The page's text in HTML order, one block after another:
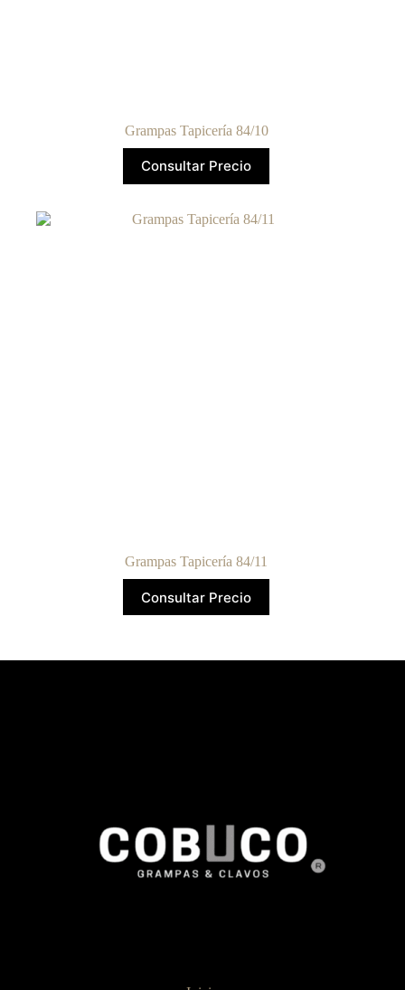
Grampas Tapicería 84/10
Consultar Precio
Grampas Tapicería 84/11
Consultar Precio